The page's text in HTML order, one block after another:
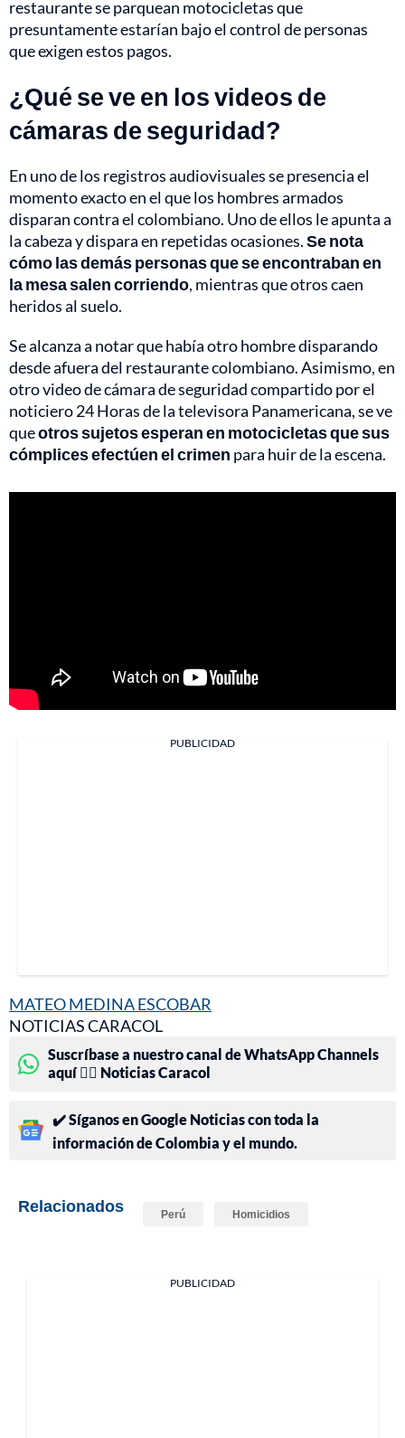
restaurante se parquean motocicletas que
presuntamente estarían bajo el control de personas
que exigen estos pagos.
¿Qué se ve en los videos de
cámaras de seguridad?
En uno de los registros audiovisuales se presencia el
momento exacto en el que los hombres armados
disparan contra el colombiano. Uno de ellos le apunta a
la cabeza y dispara en repetidas ocasiones.Se nota
cómo las demás personas que se encontraban en
la mesa salen corriendo, mientras que otros caen
heridos al suelo.
Se alcanza a notar que había otro hombre disparando
desde afuera del restaurante colombiano. Asimismo, en
otro video de cámara de seguridad compartido por el
noticiero 24 Horas de la televisora Panamericana, se ve
queotros sujetos esperan en motocicletas que sus
cómplices efectúen el crimen para huir de la escena.
PUBLICIDAD
MATEO MEDINA ESCOBAR
NOTICIAS CARACOL
Suscríbase a nuestro canal de WhatsApp Channels
aquí 👉🏻 Noticias Caracol
✔️ Síganos en Google Noticias con toda la
información de Colombia y el mundo.
Relacionados Perú Homicidios
PUBLICIDAD